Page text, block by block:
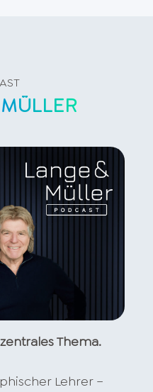
Thema.
Lehrer –